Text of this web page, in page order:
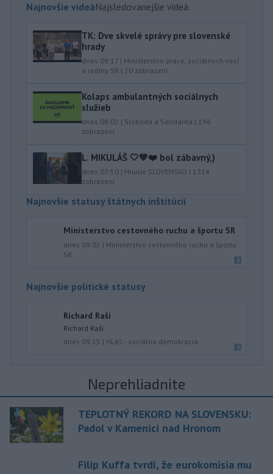
Najnovšie videáNajsledovanejšie videá
TK: Dve skvelé správy pre slovenské
hrady
dnes 09:17 | Ministerstvo práce, sociálnych vecí
a rodiny SR | 20 zobrazení
Kolaps ambulantných sociálnych
služieb
dnes 08:02 | Sloboda a Solidarita | 196
zobrazení
L. MIKULÁŠ 🤍💙❤️ bol zábavný,)
dnes 07:50 | Hnutie SLOVENSKO | 1314
zobrazení
Najnovšie statusy štátnych inštitúcií
Ministerstvo cestovného ruchu a športu SR
dnes 09:02 | Ministerstvo cestovného ruchu a športu
SR
Najnovšie politické statusy
Richard Raši
Richard Raši
dnes 09:15 | HLAS - sociálna demokracia
Neprehliadnite
TEPLOTNÝ REKORD NA SLOVENSKU:
Padol v Kamenici nad Hronom
Filip Kuffa tvrdí, že eurokomisia mu